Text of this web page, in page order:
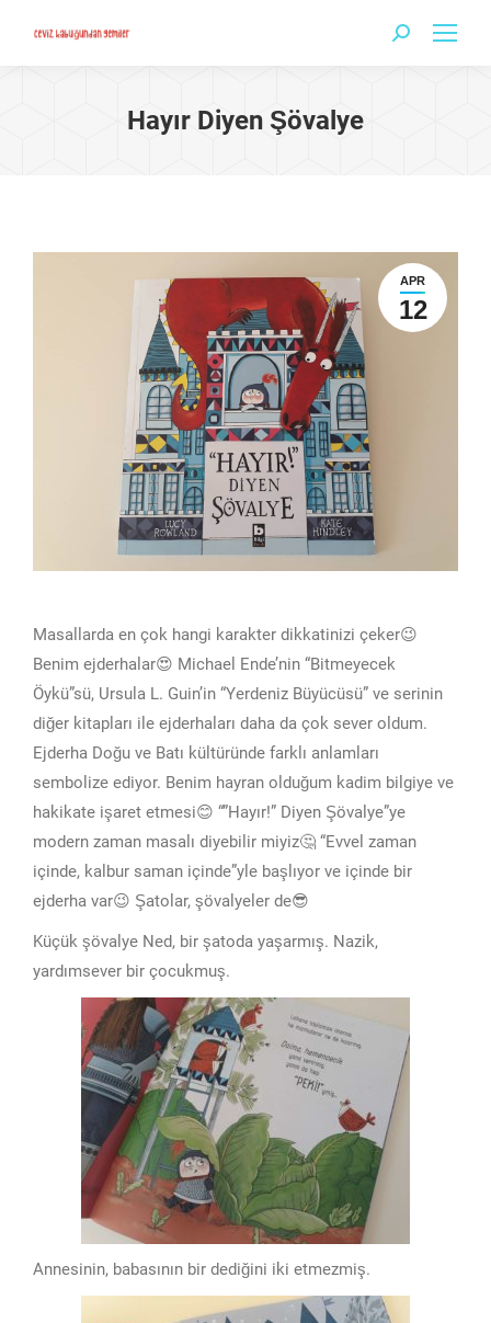
Search:
Hayır Diyen Şövalye
APR
12
Masallarda en çok hangi karakter dikkatinizi çeker😉
Benim ejderhalar😍 Michael Ende’nin “Bitmeyecek
Öykü”sü, Ursula L. Guin’in “Yerdeniz Büyücüsü” ve serinin
diğer kitapları ile ejderhaları daha da çok sever oldum.
Ejderha Doğu ve Batı kültüründe farklı anlamları
sembolize ediyor. Benim hayran olduğum kadim bilgiye ve
hakikate işaret etmesi😊 “”Hayır!” Diyen Şövalye”ye
modern zaman masalı diyebilir miyiz🤔 “Evvel zaman
içinde, kalbur saman içinde”yle başlıyor ve içinde bir
ejderha var😉 Şatolar, şövalyeler de😎
Küçük şövalye Ned, bir şatoda yaşarmış. Nazik,
yardımsever bir çocukmuş.
Annesinin, babasının bir dediğini iki etmezmiş.